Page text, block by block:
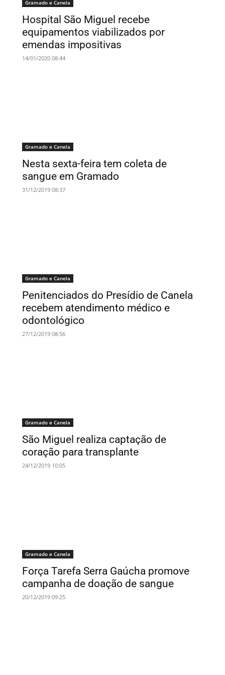
Gramado e Canela
Hospital São Miguel recebe
equipamentos viabilizados por
emendas impositivas
14/01/2020 08:44
Gramado e Canela
Nesta sexta-feira tem coleta de
sangue em Gramado
31/12/2019 08:37
Gramado e Canela
Penitenciados do Presídio de Canela
recebem atendimento médico e
odontológico
27/12/2019 08:56
Gramado e Canela
São Miguel realiza captação de
coração para transplante
24/12/2019 10:05
Gramado e Canela
Força Tarefa Serra Gaúcha promove
campanha de doação de sangue
20/12/2019 09:25